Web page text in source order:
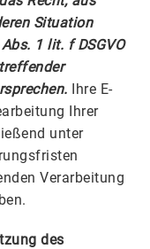
Situation
1 lit. f DSGVO
Ihre E-
Ihrer
unter
Verarbeitung
des